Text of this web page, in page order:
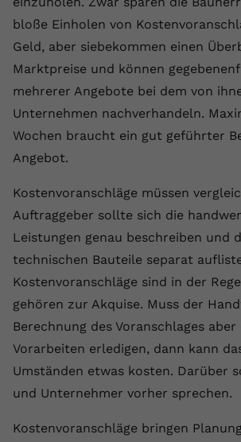
bloße Einholen von
Geld, aber siebekommen einen
Marktpreise und können
mehrerer Angebote bei dem von
Unternehmen nachverhandeln.
Wochen braucht ein gut geführter
Angebot.
Kostenvoranschläge müssen
Auftraggeber sollte sich die
Leistungen genau beschreiben und
technischen Bauteile separat
Kostenvoranschläge sind in der
gehören zur Akquise. Muss der
Berechnung des Voranschlages
Vorarbeiten erledigen, dann kann
Umständen etwas kosten. Darüber
und Unternehmer vorher sprechen.
Kostenvoranschläge bringen
Dieses Cookie wird
Benutzereinstellungen
Name CONSENT
Laufzeit 2 Jahre
eingebettete YouTube-
registriert anonyme
Name yt-remote-device-id
Anbieter Youtube.com
Laufzeit Session
YouTube setzt diesen
Videopräferenzen des
speichern, der